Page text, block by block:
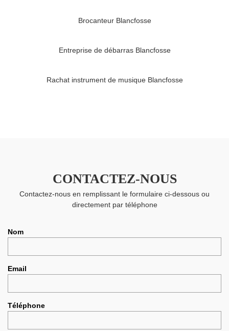
Brocanteur Blancfosse
Entreprise de débarras Blancfosse
Rachat instrument de musique Blancfosse
CONTACTEZ-NOUS
Contactez-nous en remplissant le formulaire ci-dessous ou
directement par téléphone
Nom
Email
Téléphone